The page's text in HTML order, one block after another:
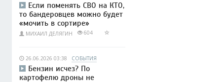
Если поменять СВО на КТО,
то бандеровцев можно будет
«мочить в сортире»
МИХАИЛ ДЕЛЯГИН 604
26.06.2026 03:38 СОБЫТИЯ
Бензин исчез? По
картофелю дроны не